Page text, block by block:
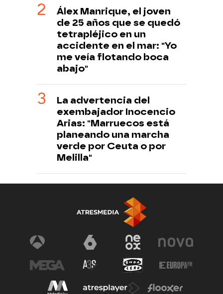
Álex Manrique, el joven
de 25 años que se quedó
tetrapléjico en un
accidente en el mar: "Yo
me veía flotando boca
abajo"
La advertencia del
exembajador Inocencio
Arias: "Marruecos está
planeando una marcha
verde por Ceuta o por
Melilla"